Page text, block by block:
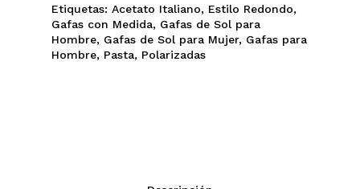
Etiquetas: Acetato Italiano, Estilo Redondo,
Gafas con Medida, Gafas de Sol para
Hombre, Gafas de Sol para Mujer, Gafas para
Hombre, Pasta, Polarizadas